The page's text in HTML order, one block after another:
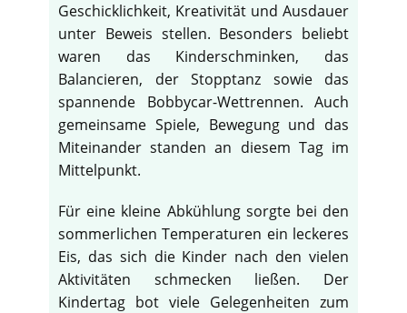
Geschicklichkeit, Kreativität und Ausdauer
unter Beweis stellen. Besonders beliebt
waren das Kinderschminken, das
Balancieren, der Stopptanz sowie das
spannende Bobbycar-Wettrennen. Auch
gemeinsame Spiele, Bewegung und das
Miteinander standen an diesem Tag im
Mittelpunkt.
Für eine kleine Abkühlung sorgte bei den
sommerlichen Temperaturen ein leckeres
Eis, das sich die Kinder nach den vielen
Aktivitäten schmecken ließen. Der
Kindertag bot viele Gelegenheiten zum